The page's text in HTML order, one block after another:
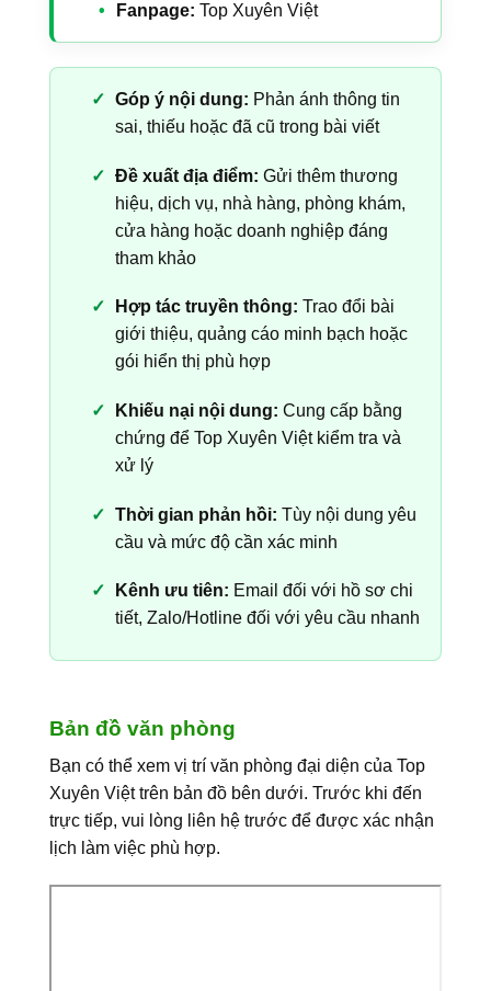
Fanpage: Top Xuyên Việt
Góp ý nội dung: Phản ánh thông tin
sai, thiếu hoặc đã cũ trong bài viết
Đề xuất địa điểm: Gửi thêm thương
hiệu, dịch vụ, nhà hàng, phòng khám,
cửa hàng hoặc doanh nghiệp đáng
tham khảo
Hợp tác truyền thông: Trao đổi bài
giới thiệu, quảng cáo minh bạch hoặc
gói hiển thị phù hợp
Khiếu nại nội dung: Cung cấp bằng
chứng để Top Xuyên Việt kiểm tra và
xử lý
Thời gian phản hồi: Tùy nội dung yêu
cầu và mức độ cần xác minh
Kênh ưu tiên: Email đối với hồ sơ chi
tiết, Zalo/Hotline đối với yêu cầu nhanh
Bản đồ văn phòng
Bạn có thể xem vị trí văn phòng đại diện của Top
Xuyên Việt trên bản đồ bên dưới. Trước khi đến
trực tiếp, vui lòng liên hệ trước để được xác nhận
lịch làm việc phù hợp.